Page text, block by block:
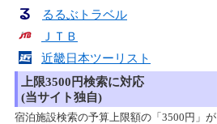
るるぶトラベル
ＪＴＢ
近畿日本ツーリスト
上限3500円検索に対応
(当サイト独自)
宿泊施設検索の予算上限額の「3500円」が